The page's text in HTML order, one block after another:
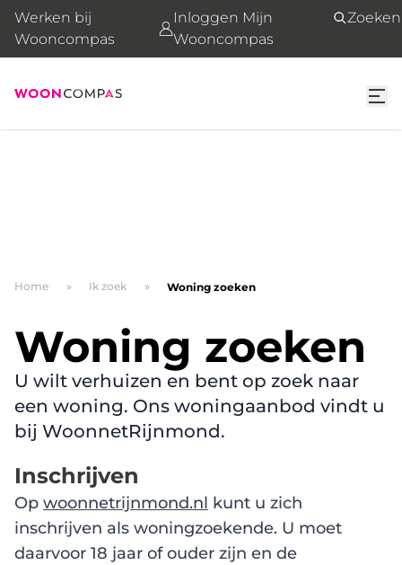
Werken bij
Wooncompas
Inloggen Mijn
Wooncompas
Zoeken
Home Ik zoek Woning zoeken
Woning zoeken
U wilt verhuizen en bent op zoek naar
een woning. Ons woningaanbod vindt u
bij WoonnetRijnmond.
Inschrijven
Op woonnetrijnmond.nl kunt u zich
inschrijven als woningzoekende. U moet
daarvoor 18 jaar of ouder zijn en de